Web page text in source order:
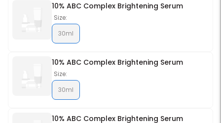
10% ABC Complex Brightening Serum
Size:
30ml
10% ABC Complex Brightening Serum
Size:
30ml
10% ABC Complex Brightening Serum